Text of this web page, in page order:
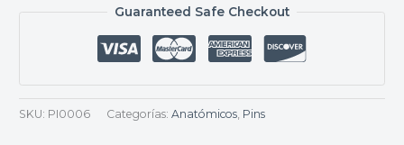
Guaranteed Safe Checkout
SKU: PI0006 Categorías: Anatómicos, Pins